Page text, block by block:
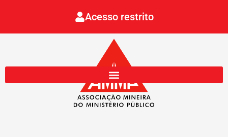
Acesso restrito